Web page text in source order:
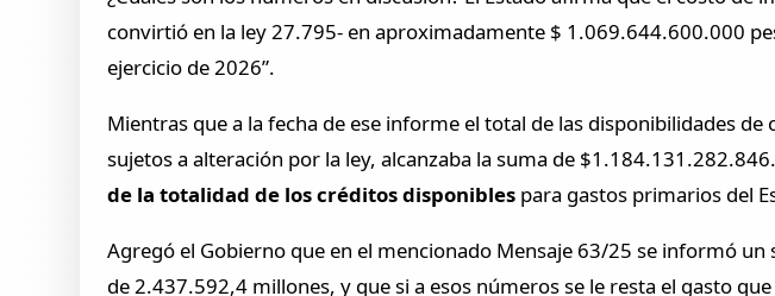
convirtió en la ley 27.795- en aproximadamente $ 1.069.644.600.000
ejercicio de 2026”.
Mientras que a la fecha de ese informe el total de las disponibilidades
sujetos a alteración por la ley, alcanzaba la suma de
de la totalidad de los créditos disponibles para gastos primarios del
Agregó el Gobierno que en el mencionado Mensaje 63/25 se informó
de 2.437.592,4 millones, y que si a esos números se le resta el gasto